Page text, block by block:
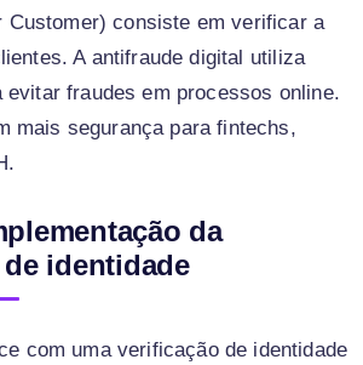
Customer) consiste em verificar a
A antifraude digital utiliza
evitar fraudes em processos online.
mais segurança para fintechs,
da
identidade
com uma verificação de identidade